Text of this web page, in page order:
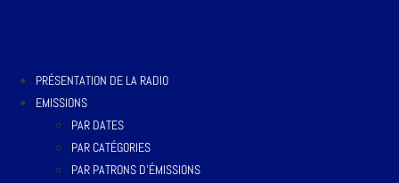
PRÉSENTATION DE LA RADIO
EMISSIONS
PAR DATES
PAR CATÉGORIES
PAR PATRONS D’ÉMISSIONS